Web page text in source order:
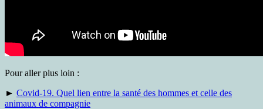
Pour aller plus loin :
► Covid-19. Quel lien entre la santé des hommes et celle des
animaux de compagnie